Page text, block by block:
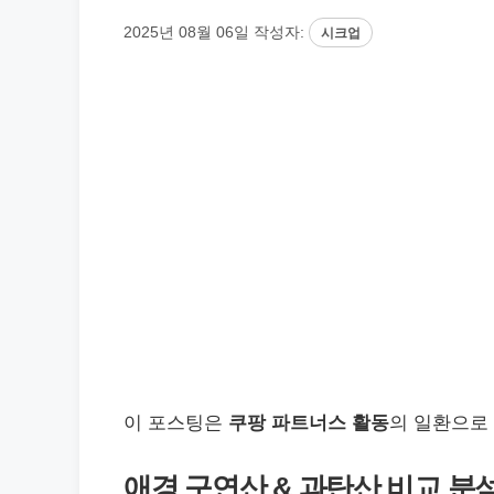
2025년 08월 06일 작성자: 시크업
이 포스팅은 쿠팡 파트너스 활동의 일환으
애경 구연산 & 과탄산 비교 분